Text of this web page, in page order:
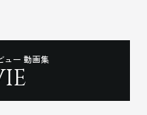
ュー 動画集